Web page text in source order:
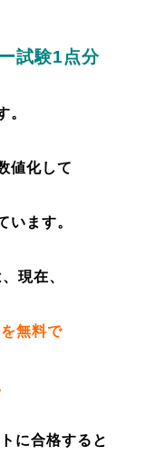
試験1点分
。
値化して
います。
現在、
無料で
に合格すると